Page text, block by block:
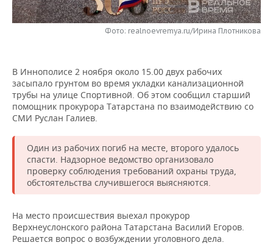
НЕФТЕХИМИЯ
ЭНЕРГЕТИКА
РОЗНИЧНАЯ ТОРГОВЛЯ
УСЛУГИ
НОВОСТИ ТЕХНОЛОГИЙ
МЕДИА
ТЕЛЕКОММУНИКАЦИИ
МЕРОПРИЯТИЯ
ВЫЕЗДНАЯ РЕДАКЦИЯ
БИЗНЕС-БРАНЧИ
ONLINE-КОНФЕРЕНЦИИ
ОТКРЫТАЯ ЛЕКЦИЯ
НОВОСТИ СПОРТА
ФУТБОЛ
ХОККЕЙ
БАСКЕТБОЛ
КИБЕРСПОРТ
ОБЩЕСТВО
НОВОСТИ ОБЩЕСТВА
ВЛАСТЬ
ИНФРАСТРУКТУРА
КУЛЬТУРА
ФОТОГАЛЕРЕЯ
СЮЖЕТЫ
СПРАВОЧНИК
СПИСОК КОМПАНИЙ
ПОЛНАЯ ВЕРСИЯ
Фото: realnoevremya.ru/Ирина Плотникова
В Иннополисе 2 ноября около 15.00 двух рабочих
засыпало грунтом во время укладки канализационной
трубы на улице Спортивной. Об этом сообщил старший
помощник прокурора Татарстана по взаимодействию со
СМИ Руслан Галиев.
Один из рабочих погиб на месте, второго удалось
спасти. Надзорное ведомство организовало
проверку соблюдения требований охраны труда,
обстоятельства случившегося выясняются.
На место происшествия выехал прокурор
Верхнеуслонского района Татарстана Василий Егоров.
Решается вопрос о возбуждении уголовного дела.